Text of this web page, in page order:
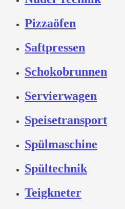
Pizzaöfen
Saftpressen
Schokobrunnen
Servierwagen
Speisetransport
Spülmaschine
Spültechnik
Teigkneter